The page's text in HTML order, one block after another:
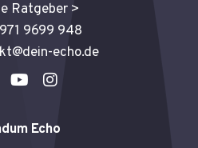
Ratgeber >
9699 948
echo.de
Y
t
I
t
Echo